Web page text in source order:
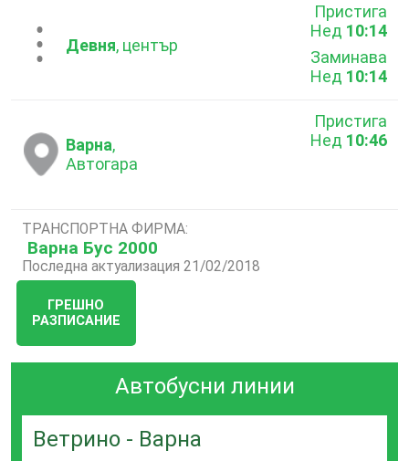
...Девня, център
Пристига
Нед 10:14
Заминава
Нед 10:14
Варна,
Автогара
Пристига
Нед 10:46
ТРАНСПОРТНА ФИРМА:
Варна Бус 2000
Последна актуализация 21/02/2018
ГРЕШНО
РАЗПИСАНИЕ
Автобусни линии
Ветрино - Варна